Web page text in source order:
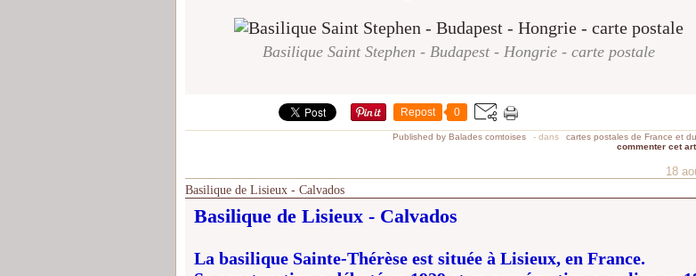
Basilique Saint Stephen - Budapest - Hongrie - carte postale
Repost 0
Published by Balades comtoises - dans
cartes postales de France et
commenter cet
18
Basilique de Lisieux - Calvados
Basilique de Lisieux - Calvados
La basilique Sainte-Thérèse est située à Lisieux, en France.